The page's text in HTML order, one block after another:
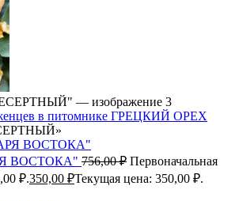
в питомнике ГРЕЦКИЙ ОРЕХ
ВОСТОКА" 756,00₽ Первоначальная
₽.350,00 ₽Текущая цена: 350,00 ₽.